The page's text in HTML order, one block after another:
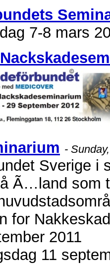
7-8 mars
-
Sverige i
Ã…land som
for
2011
11